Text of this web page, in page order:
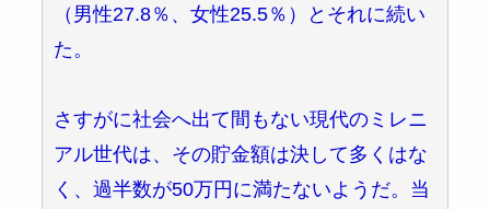
（男性27.8％、女性25.5％）とそれに続い
た。
さすがに社会へ出て間もない現代のミレニ
アル世代は、その貯金額は決して多くはな
く、過半数が50万円に満たないようだ。当